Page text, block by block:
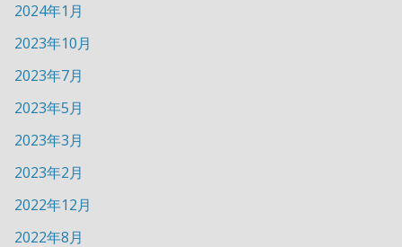
2024年1月
2023年10月
2023年7月
2023年5月
2023年3月
2023年2月
2022年12月
2022年8月